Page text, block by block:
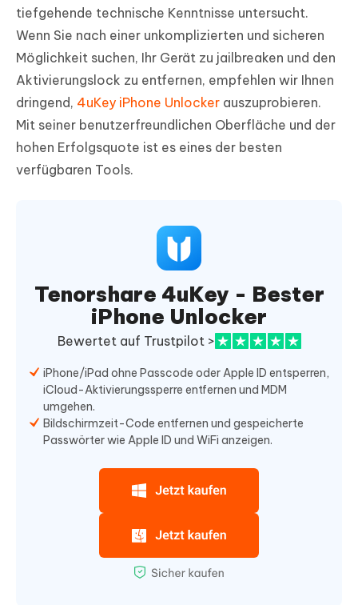
tiefgehende technische Kenntnisse untersucht.
Wenn Sie nach einer unkomplizierten und sicheren
Möglichkeit suchen, Ihr Gerät zu jailbreaken und den
Aktivierungslock zu entfernen, empfehlen wir Ihnen
dringend, 4uKey iPhone Unlocker auszuprobieren.
Mit seiner benutzerfreundlichen Oberfläche und der
hohen Erfolgsquote ist es eines der besten
verfügbaren Tools.
Tenorshare 4uKey - Bester
iPhone Unlocker
Bewertet auf Trustpilot >
iPhone/iPad ohne Passcode oder Apple ID entsperren,
iCloud-Aktivierungssperre entfernen und MDM
umgehen.
Bildschirmzeit-Code entfernen und gespeicherte
Passwörter wie Apple ID und WiFi anzeigen.